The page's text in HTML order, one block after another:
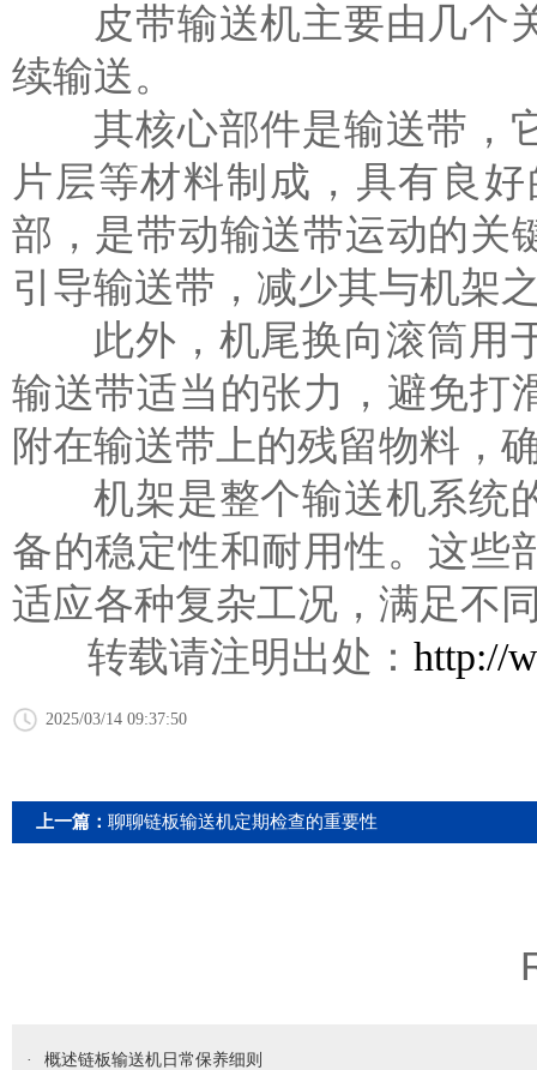
皮带输送机主要由几个关
续输送。
其核心部件是输送带，它
片层等材料制成，具有良
部，是带动输送带运动的关
引导输送带，减少其与机架
此外，机尾换向滚筒用于
输送带适当的张力，避免打
附在输送带上的残留物料，
机架是整个输送机系统的
备的稳定性和耐用性。这些
适应各种复杂工况，满足不
转载请注明出处： http://
2025/03/14 09:37:50
上一篇： 聊聊链板输送机定期检查的重要性
·
概述链板输送机日常保养细则